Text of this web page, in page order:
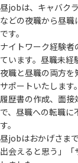
昼jobは、キャバク
などの夜職から昼職
です。
ナイトワーク経験
ています。 昼職未経
夜職と昼職の両方
サポートいたします。
履歴書の作成、面
で、 昼職への転職に
す。
昼jobはおかげさま
出会えると思う」